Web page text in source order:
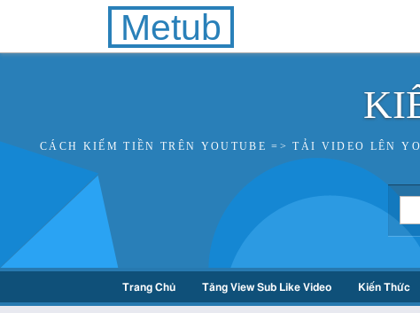
Metub
CÁCH KIẾM TIỀN TRÊN YOUTUBE => TẢI VIDEO LÊN
Trang Chủ Tăng View Sub Like Video Kiến Thức